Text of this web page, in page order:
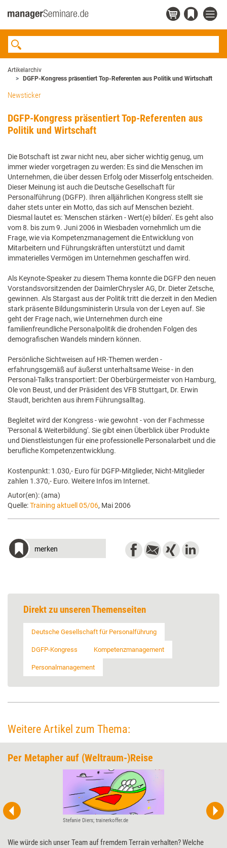
Artikelarchiv
DGFP-Kongress präsentiert Top-Referenten aus Politik und Wirtschaft
Newsticker
DGFP-Kongress präsentiert Top-Referenten aus
Politik und Wirtschaft
Die Botschaft ist zwar nicht neu, aber sicher wichtig genug, um
immer wieder vorgetragen zu werden: Es sind die Menschen im
Unternehmen, die über dessen Erfolg oder Misserfolg entscheiden.
Dieser Meinung ist auch die Deutsche Gesellschaft für
Personalführung (DGFP). Ihren alljährlichen Kongress stellt sie
daher stets unter ein Motto, das sich auf Menschen bezieht.
Diesmal lautet es: 'Menschen stärken - Wert(e) bilden'. Es geht also
vom 8. bis zum 9. Juni 2006 in Wiesbaden vornehmlich um die
Frage, wie via Kompetenzmanagement die Entwicklung von
Mitarbeitern und Führungskräften unterstützt und damit
immaterielles Vermögen im Unternehmen geschaffen wird.
Als Keynote-Speaker zu diesem Thema konnte die DGFP den neuen
Vorstandsvorsitzenden der DaimlerChrysler AG, Dr. Dieter Zetsche,
gewinnen. Als Stargast aus der Politik tritt die derzeit in den Medien
stark präsente Bildungsministerin Ursula von der Leyen auf. Sie
geht der Frage nach, wie Unternehmen durch eine
familienfreundliche Personalpolitik die drohenden Folgen des
demografischen Wandels mindern können.
Persönliche Sichtweisen auf HR-Themen werden -
erfahrungsgemäß auf äußerst unterhaltsame Weise - in den
Personal-Talks transportiert: Der Oberbürgermeister von Hamburg,
Ole von Beust, und der Präsident des VFB Stuttgart, Dr. Erwin
Staudt, berichten aus ihrem Führungsalltag.
Begleitet wird der Kongress - wie gewohnt - von der Fachmesse
'Personal & Weiterbildung'. Sie gibt einen Überblick über Produkte
und Dienstleistungen für eine professionelle Personalarbeit und die
berufliche Kompetenzentwicklung.
Kostenpunkt: 1.030,- Euro für DGFP-Mitglieder, Nicht-Mitglieder
zahlen 1.370,- Euro. Weitere Infos im Internet.
Autor(en): (ama)
Quelle:Training aktuell 05/06, Mai 2006
merken
Direkt zu unseren Themenseiten
Deutsche Gesellschaft für Personalführung
DGFP-Kongress Kompetenzmanagement
Personalmanagement
Weitere Artikel zum Thema:
Per Metapher auf (Weltraum-)Reise
Stefanie Diers; trainerkoffer.de
Wie würde sich unser Team auf fremdem Terrain verhalten? Welche